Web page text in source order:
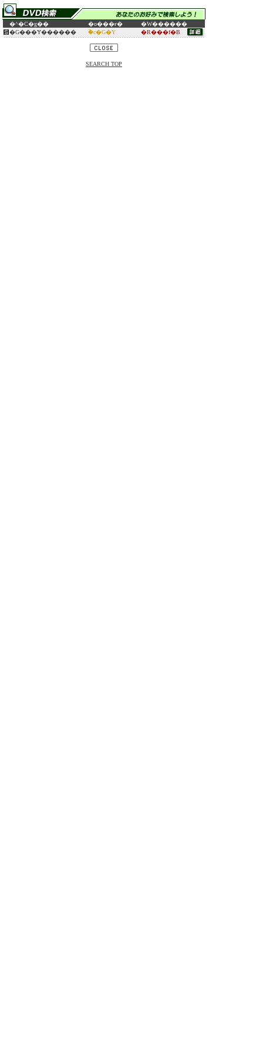
�^�C�g�� �o���ғ�
�W������
�G���Ɏ������
�ؓc�G�Y �R���f�B
SEARCH TOP